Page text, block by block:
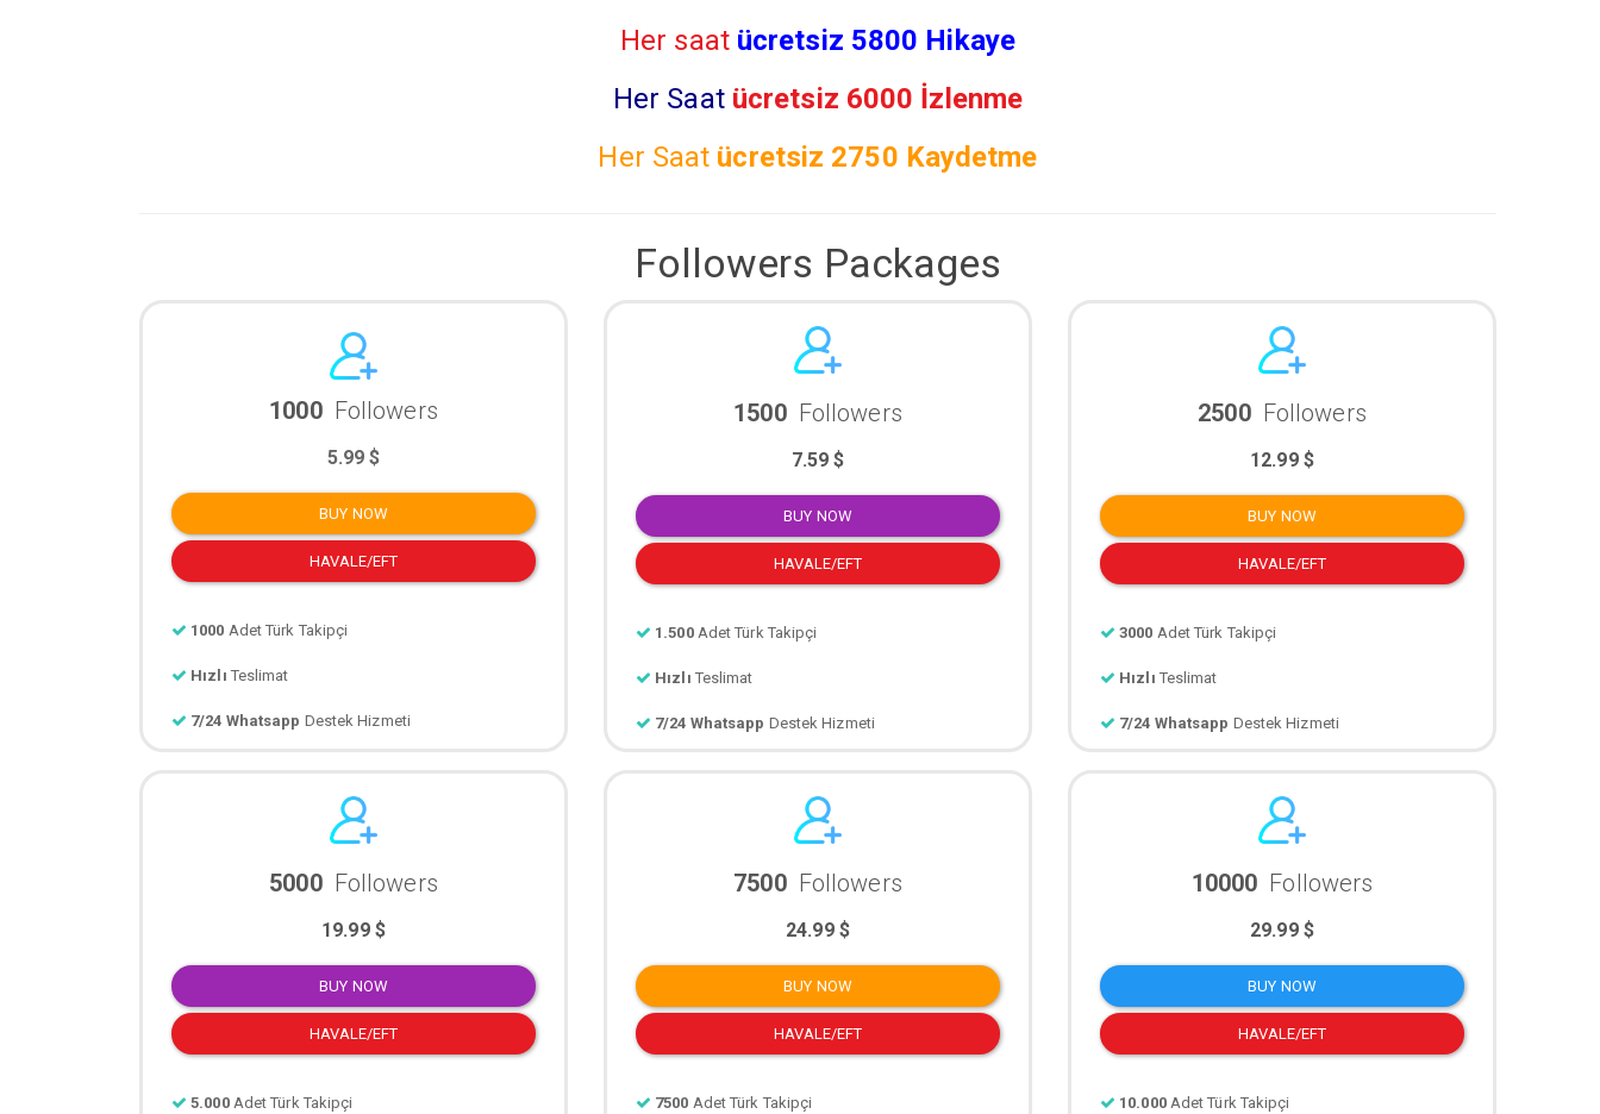
Her saat ücretsiz 5800 Hikaye
Her Saat ücretsiz 6000 İzlenme
Her Saat ücretsiz 2750 Kaydetme
Followers Packages
1000 Followers
5.99 $
BUY NOW
HAVALE/EFT
1000 Adet Türk Takipçi
Hızlı Teslimat
7/24 Whatsapp Destek Hizmeti
1500 Followers
7.59 $
BUY NOW
HAVALE/EFT
1.500 Adet Türk Takipçi
Hızlı Teslimat
7/24 Whatsapp Destek Hizmeti
2500 Followers
12.99 $
BUY NOW
HAVALE/EFT
3000 Adet Türk Takipçi
Hızlı Teslimat
7/24 Whatsapp Destek Hizmeti
5000 Followers
19.99 $
BUY NOW
HAVALE/EFT
5.000 Adet Türk Takipçi
7500 Followers
24.99 $
BUY NOW
HAVALE/EFT
7500 Adet Türk Takipçi
10000 Followers
29.99 $
BUY NOW
HAVALE/EFT
10.000 Adet Türk Takipçi